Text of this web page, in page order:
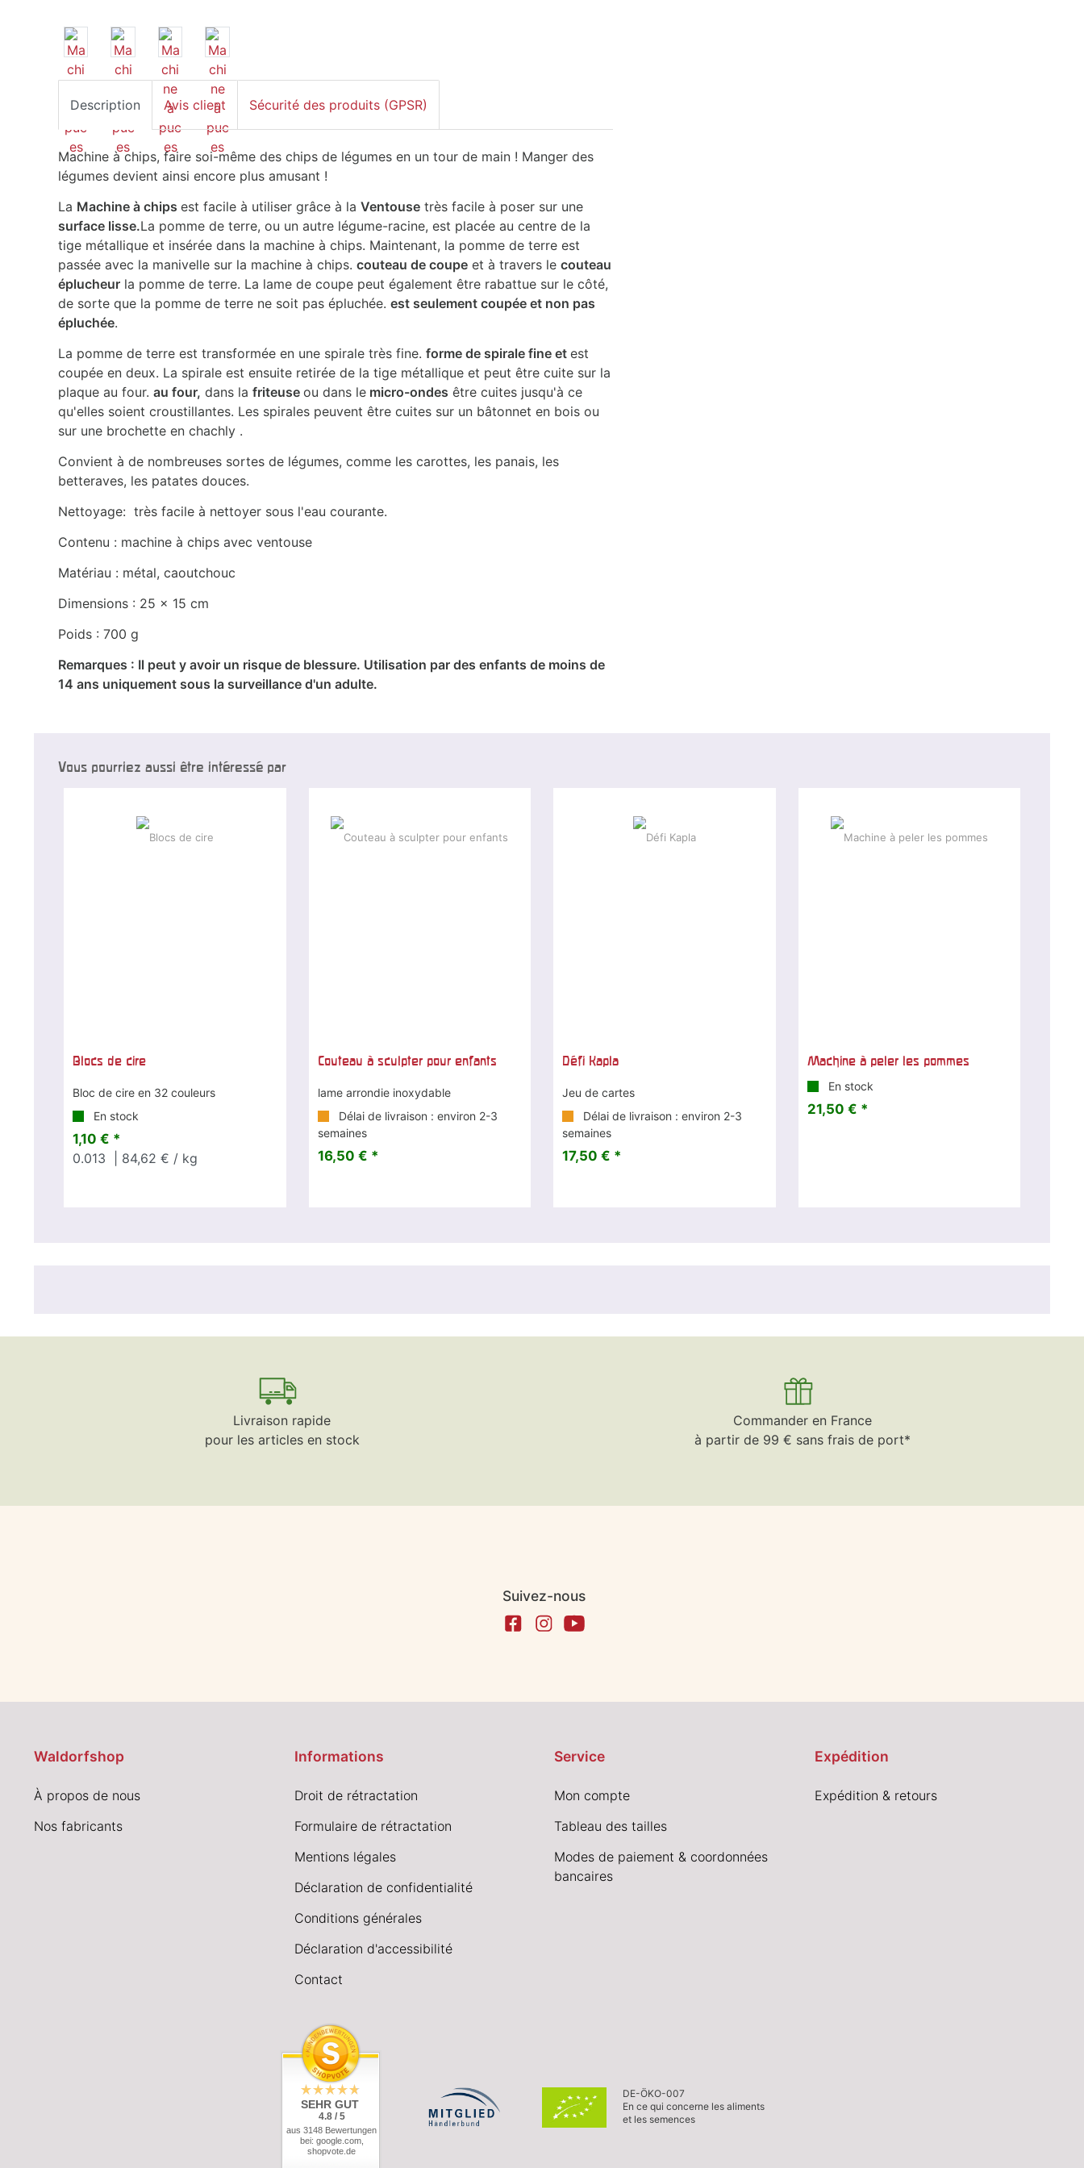
Description Avis client Sécurité des produits (GPSR)
Machine à chips, faire soi-même des chips de légumes en un tour de main ! Manger des
légumes devient ainsi encore plus amusant !
La Machine à chips est facile à utiliser grâce à la Ventouse très facile à poser sur une
surface lisse.La pomme de terre, ou un autre légume-racine, est placée au centre de la
tige métallique et insérée dans la machine à chips. Maintenant, la pomme de terre est
passée avec la manivelle sur la machine à chips. couteau de coupe et à travers le couteau
éplucheur la pomme de terre. La lame de coupe peut également être rabattue sur le côté,
de sorte que la pomme de terre ne soit pas épluchée. est seulement coupée et non pas
épluchée.
La pomme de terre est transformée en une spirale très fine. forme de spirale fine et est
coupée en deux. La spirale est ensuite retirée de la tige métallique et peut être cuite sur la
plaque au four. au four, dans la friteuse ou dans le micro-ondes être cuites jusqu'à ce
qu'elles soient croustillantes. Les spirales peuvent être cuites sur un bâtonnet en bois ou
sur une brochette en chachly .
Convient à de nombreuses sortes de légumes, comme les carottes, les panais, les
betteraves, les patates douces.
Nettoyage: très facile à nettoyer sous l'eau courante.
Contenu : machine à chips avec ventouse
Matériau : métal, caoutchouc
Dimensions : 25 x 15 cm
Poids : 700 g
Remarques : Il peut y avoir un risque de blessure. Utilisation par des enfants de moins de
14 ans uniquement sous la surveillance d'un adulte.
Vous pourriez aussi être intéressé par
Blocs de cire
Bloc de cire en 32 couleurs
En stock
1,10 € *
0.013
| 84,62 € / kg
Couteau à sculpter pour enfants
lame arrondie inoxydable
Délai de livraison : environ 2-3
semaines
16,50 € *
Défi Kapla
Jeu de cartes
Délai de livraison : environ 2-3
semaines
17,50 € *
Machine à peler les pommes
En stock
21,50 € *
Livraison rapide
pour les articles en stock
Commander en France
à partir de 99 € sans frais de port*
Suivez-nous
Waldorfshop
À propos de nous
Nos fabricants
Informations
Droit de rétractation
Formulaire de rétractation
Mentions légales
Déclaration de confidentialité
Conditions générales
Déclaration d'accessibilité
Contact
Service
Mon compte
Tableau des tailles
Modes de paiement & coordonnées
bancaires
Expédition
Expédition & retours
SEHR GUT
4.8 / 5
aus 3148 Bewertungen
bei: google.com,
shopvote.de
DE-ÖKO-007
En ce qui concerne les aliments
et les semences